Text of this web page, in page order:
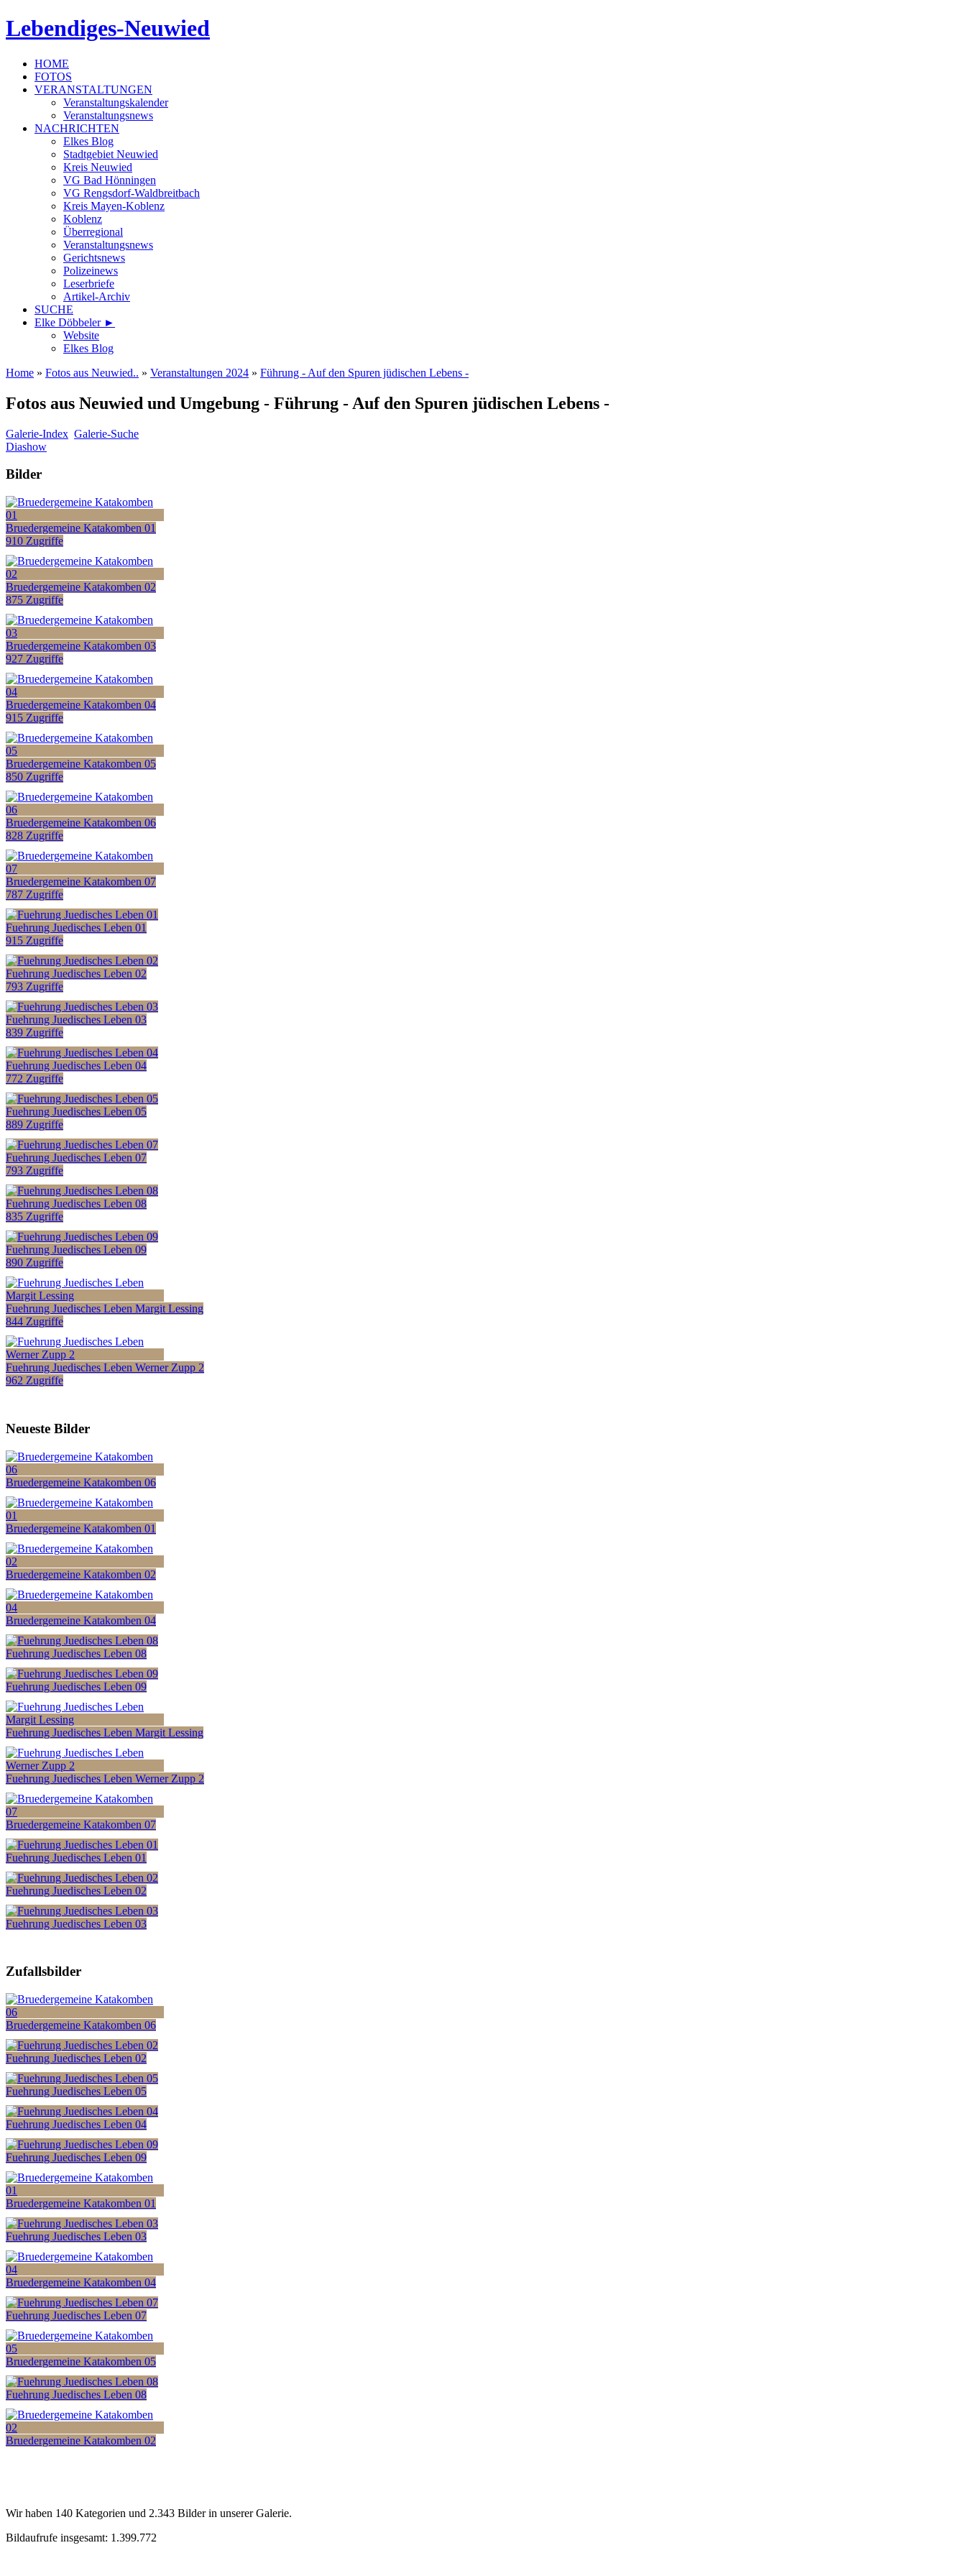
Lebendiges-Neuwied
HOME
FOTOS
VERANSTALTUNGEN
Veranstaltungskalender
Veranstaltungsnews
NACHRICHTEN
Elkes Blog
Stadtgebiet Neuwied
Kreis Neuwied
VG Bad Hönningen
VG Rengsdorf-Waldbreitbach
Kreis Mayen-Koblenz
Koblenz
Überregional
Veranstaltungsnews
Gerichtsnews
Polizeinews
Leserbriefe
Artikel-Archiv
SUCHE
Elke Döbbeler ►
Website
Elkes Blog
Home » Fotos aus Neuwied.. » Veranstaltungen 2024 » Führung - Auf den Spuren jüdischen Lebens -
Fotos aus Neuwied und Umgebung - Führung - Auf den Spuren jüdischen Lebens -
Galerie-Index Galerie-Suche
Diashow
Bilder
Bruedergemeine Katakomben 01
910 Zugriffe
Bruedergemeine Katakomben 02
875 Zugriffe
Bruedergemeine Katakomben 03
927 Zugriffe
Bruedergemeine Katakomben 04
915 Zugriffe
Bruedergemeine Katakomben 05
850 Zugriffe
Bruedergemeine Katakomben 06
828 Zugriffe
Bruedergemeine Katakomben 07
787 Zugriffe
Fuehrung Juedisches Leben 01
915 Zugriffe
Fuehrung Juedisches Leben 02
793 Zugriffe
Fuehrung Juedisches Leben 03
839 Zugriffe
Fuehrung Juedisches Leben 04
772 Zugriffe
Fuehrung Juedisches Leben 05
889 Zugriffe
Fuehrung Juedisches Leben 07
793 Zugriffe
Fuehrung Juedisches Leben 08
835 Zugriffe
Fuehrung Juedisches Leben 09
890 Zugriffe
Fuehrung Juedisches Leben Margit Lessing
844 Zugriffe
Fuehrung Juedisches Leben Werner Zupp 2
962 Zugriffe
Neueste Bilder
Bruedergemeine Katakomben 06
Bruedergemeine Katakomben 01
Bruedergemeine Katakomben 02
Bruedergemeine Katakomben 04
Fuehrung Juedisches Leben 08
Fuehrung Juedisches Leben 09
Fuehrung Juedisches Leben Margit Lessing
Fuehrung Juedisches Leben Werner Zupp 2
Bruedergemeine Katakomben 07
Fuehrung Juedisches Leben 01
Fuehrung Juedisches Leben 02
Fuehrung Juedisches Leben 03
Zufallsbilder
Bruedergemeine Katakomben 06
Fuehrung Juedisches Leben 02
Fuehrung Juedisches Leben 05
Fuehrung Juedisches Leben 04
Fuehrung Juedisches Leben 09
Bruedergemeine Katakomben 01
Fuehrung Juedisches Leben 03
Bruedergemeine Katakomben 04
Fuehrung Juedisches Leben 07
Bruedergemeine Katakomben 05
Fuehrung Juedisches Leben 08
Bruedergemeine Katakomben 02
Wir haben 140 Kategorien und 2.343 Bilder in unserer Galerie.
Bildaufrufe insgesamt: 1.399.772